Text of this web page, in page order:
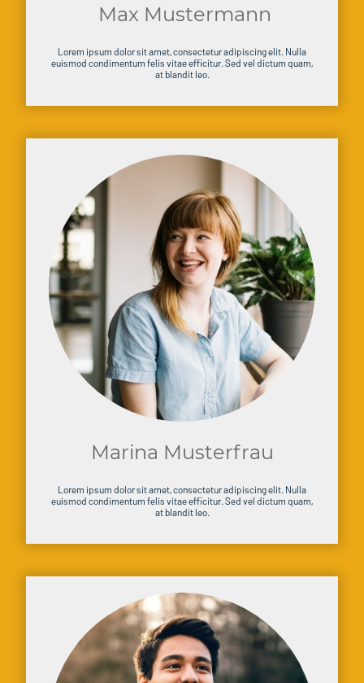
Max Mustermann
Lorem ipsum dolor sit amet, consectetur adipiscing elit. Nulla
euismod condimentum felis vitae efficitur. Sed vel dictum quam,
at blandit leo.
Marina Musterfrau
Lorem ipsum dolor sit amet, consectetur adipiscing elit. Nulla
euismod condimentum felis vitae efficitur. Sed vel dictum quam,
at blandit leo.